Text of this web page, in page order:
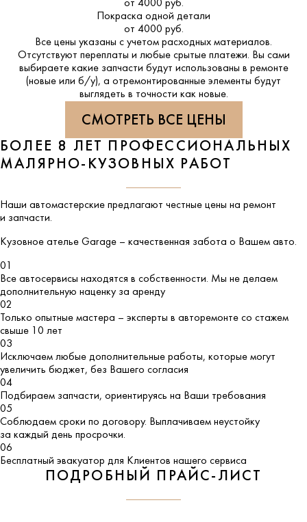
от 4000 руб.
Покраска одной детали
от 4000 руб.
Все цены указаны с учетом расходных материалов.
Отсутствуют переплаты и любые срытые платежи. Вы сами
выбираете какие запчасти будут использованы в ремонте
(новые или б/у), а отремонтированные элементы будут
выглядеть в точности как новые.
СМОТРЕТЬ ВСЕ ЦЕНЫ
БОЛЕЕ 8 ЛЕТ ПРОФЕССИОНАЛЬНЫХ
МАЛЯРНО-КУЗОВНЫХ РАБОТ
Наши автомастерские предлагают честные цены на ремонт
и запчасти.
Кузовное ателье Garage – качественная забота о Вашем авто.
01
Все автосервисы находятся в собственности. Мы не делаем
дополнительную наценку за аренду
02
Только опытные мастера – эксперты в авторемонте со стажем
свыше 10 лет
03
Исключаем любые дополнительные работы, которые могут
увеличить бюджет, без Вашего согласия
04
Подбираем запчасти, ориентируясь на Ваши требования
05
Соблюдаем сроки по договору. Выплачиваем неустойку
за каждый день просрочки.
06
Бесплатный эвакуатор для Клиентов нашего сервиса
ПОДРОБНЫЙ ПРАЙС-ЛИСТ